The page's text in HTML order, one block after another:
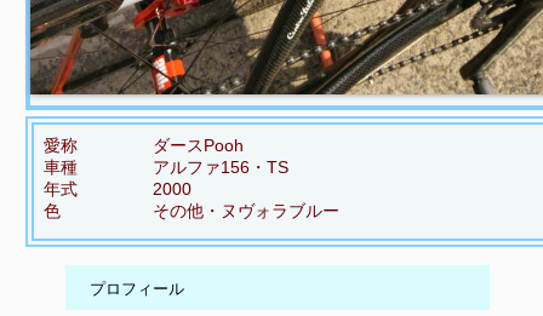
愛称
ダースPooh
車種
アルファ156・TS
年式
2000
色
その他・ヌヴォラブルー
プロフィール